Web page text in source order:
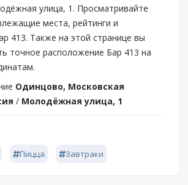
улица, 1. Просматривайте
места, рейтинги и
413. Также на этой странице вы
точное расположение Бар 413 на
Одинцово, Московская
/ Молодёжная улица, 1
Пицца Завтраки